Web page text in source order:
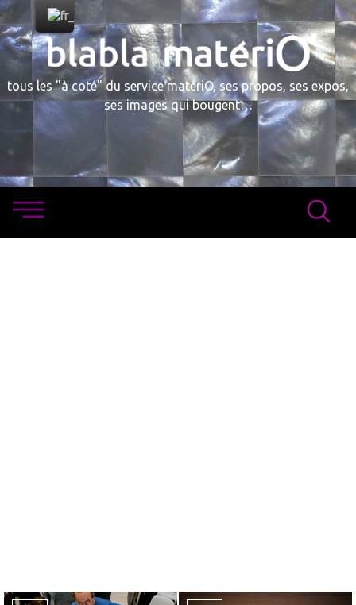
Skip
to
content
tous les "à coté" du service matériO, ses propos, ses expos,
ses images qui bougent…